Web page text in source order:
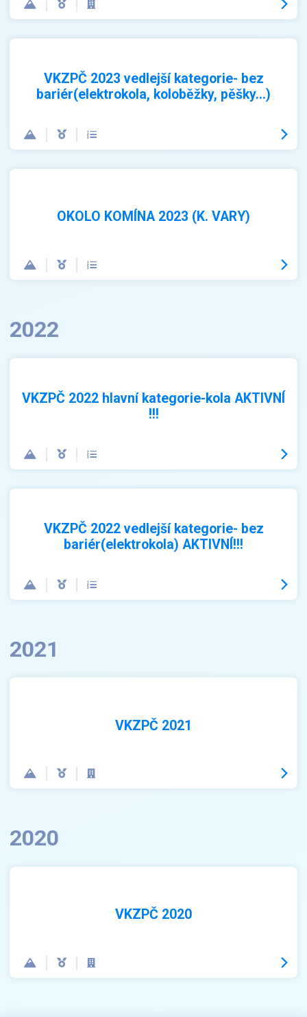
VKZPČ 2023 vedlejší kategorie- bez
bariér(elektrokola, koloběžky, pěšky...)
OKOLO KOMÍNA 2023 (K. VARY)
2022
VKZPČ 2022 hlavní kategorie-kola AKTIVNÍ
!!!
VKZPČ 2022 vedlejší kategorie- bez
bariér(elektrokola) AKTIVNÍ!!!
2021
VKZPČ 2021
2020
VKZPČ 2020